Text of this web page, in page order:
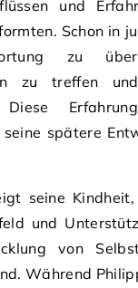
und
Schon in
zu
zu treffen
Diese
spätere
seine
und
von
Während